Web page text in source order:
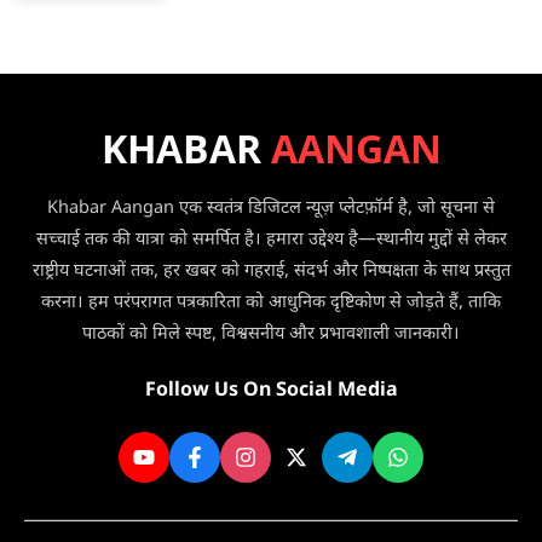
टक्कर,
समेत
की
मौत
में
भारी
कटौती,
सप्ताह
में
सिर्फ
3
दिन
मिलेगी
KHABARAANGAN
Khabar Aangan एक स्वतंत्र डिजिटल न्यूज़ प्लेटफ़ॉर्म है, जो सूचना से
सच्चाई तक की यात्रा को समर्पित है। हमारा उद्देश्य है—स्थानीय मुद्दों से लेकर
राष्ट्रीय घटनाओं तक, हर खबर को गहराई, संदर्भ और निष्पक्षता के साथ प्रस्तुत
करना। हम परंपरागत पत्रकारिता को आधुनिक दृष्टिकोण से जोड़ते हैं, ताकि
पाठकों को मिले स्पष्ट, विश्वसनीय और प्रभावशाली जानकारी।
Follow Us On Social Media